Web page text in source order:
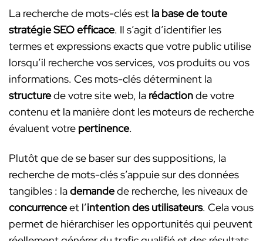
La recherche de mots-clés est la base de toute
stratégie SEO efficace. Il s’agit d’identifier les
termes et expressions exacts que votre public utilise
lorsqu’il recherche vos services, vos produits ou vos
informations. Ces mots-clés déterminent la
structurede votre site web, la rédactionde votre
contenu et la manière dont les moteurs de recherche
évaluent votre pertinence.
Plutôt que de se baser sur des suppositions, la
recherche de mots-clés s’appuie sur des données
tangibles : lademandede recherche, les niveaux de
concurrenceet l’intention des utilisateurs. Cela vous
permet de hiérarchiser les opportunités qui peuvent